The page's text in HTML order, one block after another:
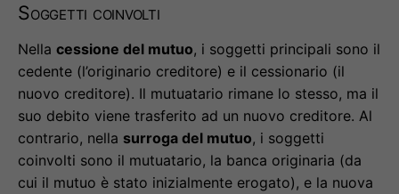
Soggetti coinvolti
Nella cessione del mutuo, i soggetti principali sono il
cedente (l’originario creditore) e il cessionario (il
nuovo creditore). Il mutuatario rimane lo stesso, ma il
suo debito viene trasferito ad un nuovo creditore. Al
contrario, nella surroga del mutuo, i soggetti
coinvolti sono il mutuatario, la banca originaria (da
cui il mutuo è stato inizialmente erogato), e la nuova